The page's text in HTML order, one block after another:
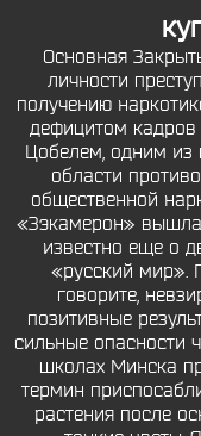
Основная
личности
получению
дефицитом
Цобелем, одним из
области
общественной
«Зэкамерон» вышла
известно еще о
«русский мир».
говорите,
позитивные
сильные опасности
школах Минска
термин
растения после